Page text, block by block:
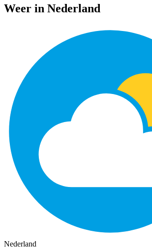
Weer in Nederland
Nederland